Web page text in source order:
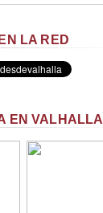
LA RED
EN VALHALLA